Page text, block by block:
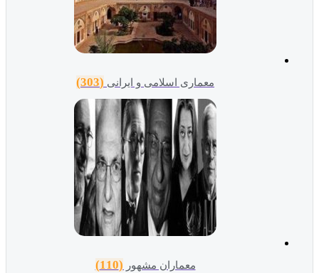
معماری اسلامی و ایرانی (303)
معماران مشهور (110)